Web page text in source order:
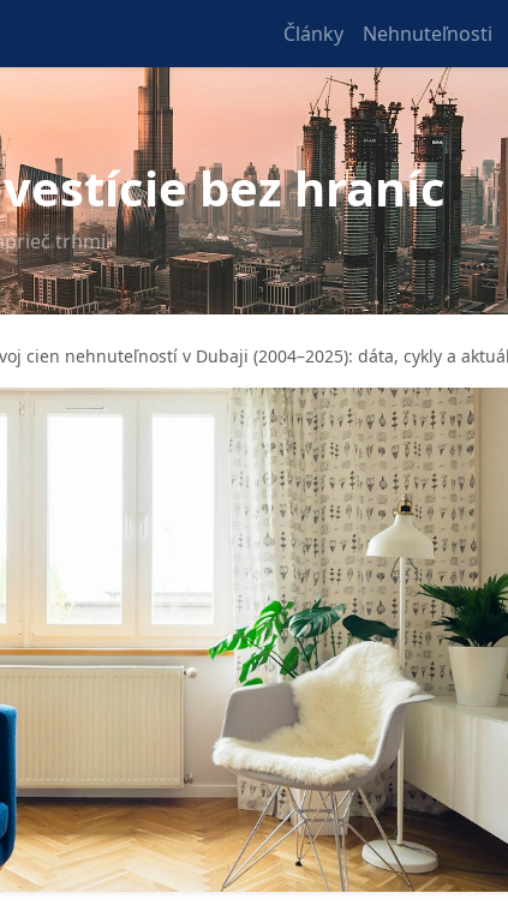
Články Nehnuteľnosti
bez hraníc
trhmi.
cien nehnuteľností v Dubaji (2004–2025): dáta, cykly a